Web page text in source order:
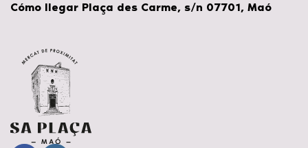
Cómo llegar Plaça des Carme, s/n 07701, Maó